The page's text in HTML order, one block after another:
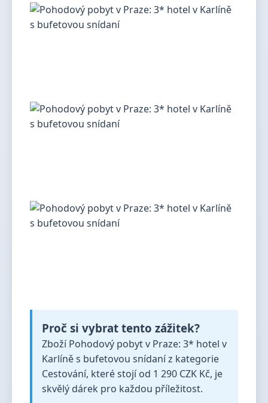
Proč si vybrat tento zážitek?
Zboží Pohodový pobyt v Praze: 3* hotel v
Karlíně s bufetovou snídaní z kategorie
Cestování, které stojí od 1 290 CZK Kč, je
skvělý dárek pro každou příležitost.